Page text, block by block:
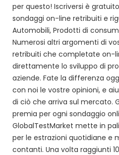
per questo! Iscriversi è
sondaggi on-line retribuiti e
Automobili, Prodotti di
Numerosi altri argomenti di
retribuiti che completate on-
direttamente lo sviluppo di
aziende. Fate la differenza
con noi le vostre opinioni, e
di ciò che arriva sul mercato.
premia per ogni sondaggio
GlobalTestMarket mette in
per le estrazioni quotidiane e
contanti. Una volta raggiunti